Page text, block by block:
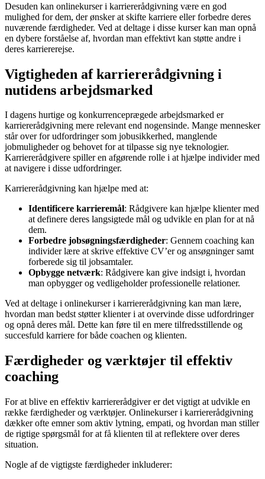
Desuden kan onlinekurser i karriererådgivning være en god
mulighed for dem, der ønsker at skifte karriere eller forbedre deres
nuværende færdigheder. Ved at deltage i disse kurser kan man opnå
en dybere forståelse af, hvordan man effektivt kan støtte andre i
deres karriererejse.
Vigtigheden af karriererådgivning i
nutidens arbejdsmarked
I dagens hurtige og konkurrenceprægede arbejdsmarked er
karriererådgivning mere relevant end nogensinde. Mange mennesker
står over for udfordringer som jobusikkerhed, manglende
jobmuligheder og behovet for at tilpasse sig nye teknologier.
Karriererådgivere spiller en afgørende rolle i at hjælpe individer med
at navigere i disse udfordringer.
Karriererådgivning kan hjælpe med at:
Identificere karrieremål: Rådgivere kan hjælpe klienter med
at definere deres langsigtede mål og udvikle en plan for at nå
dem.
Forbedre jobsøgningsfærdigheder: Gennem coaching kan
individer lære at skrive effektive CV’er og ansøgninger samt
forberede sig til jobsamtaler.
Opbygge netværk: Rådgivere kan give indsigt i, hvordan
man opbygger og vedligeholder professionelle relationer.
Ved at deltage i onlinekurser i karriererådgivning kan man lære,
hvordan man bedst støtter klienter i at overvinde disse udfordringer
og opnå deres mål. Dette kan føre til en mere tilfredsstillende og
succesfuld karriere for både coachen og klienten.
Færdigheder og værktøjer til effektiv
coaching
For at blive en effektiv karriererådgiver er det vigtigt at udvikle en
række færdigheder og værktøjer. Onlinekurser i karriererådgivning
dækker ofte emner som aktiv lytning, empati, og hvordan man stiller
de rigtige spørgsmål for at få klienten til at reflektere over deres
situation.
Nogle af de vigtigste færdigheder inkluderer: